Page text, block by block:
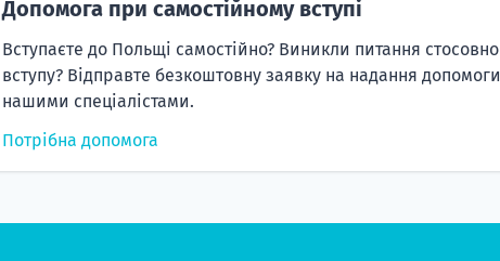
Допомога при самостійному вступі
Вступаєте до Польщі самостійно? Виникли питання стосовно
вступу? Відправте безкоштовну заявку на надання допомоги
нашими спеціалістами.
Потрібна допомога